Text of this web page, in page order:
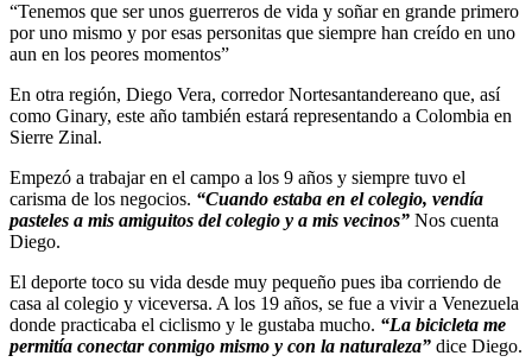
“Tenemos que ser unos guerreros de vida y soñar en grande primero
por uno mismo y por esas personitas que siempre han creído en uno
aun en los peores momentos”
En otra región, Diego Vera, corredor Nortesantandereano que, así
como Ginary, este año también estará representando a Colombia en
Sierre Zinal.
Empezó a trabajar en el campo a los 9 años y siempre tuvo el
carisma de los negocios. “Cuando estaba en el colegio, vendía
pasteles a mis amiguitos del colegio y a mis vecinos” Nos cuenta
Diego.
El deporte toco su vida desde muy pequeño pues iba corriendo de
casa al colegio y viceversa. A los 19 años, se fue a vivir a Venezuela
donde practicaba el ciclismo y le gustaba mucho. “La bicicleta me
permitía conectar conmigo mismo y con la naturaleza” dice Diego.